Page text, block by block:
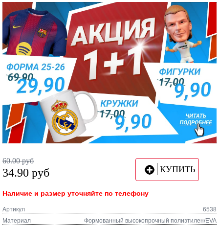
60.00 руб
34.90 руб КУПИТЬ
Наличие и размер уточняйте по телефону
Артикул
6538
Материал
Формованный высокопрочный полиэтилен/EVA